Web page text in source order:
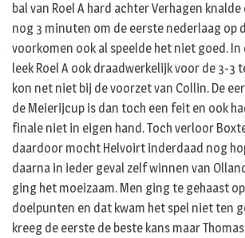
bal van Roel A hard achter Verhagen
nog 3 minuten om de eerste nederlaag op
voorkomen ook al speelde het niet goed.
leek Roel A ook draadwerkelijk voor de 3-3
kon net niet bij de voorzet van Collin. De
de Meierijcup is dan toch een feit en ook
finale niet in eigen hand. Toch verloor
daardoor mocht Helvoirt inderdaad nog
daarna in ieder geval zelf winnen van
ging het moeizaam. Men ging te gehaast
doelpunten en dat kwam het spel niet ten
kreeg de eerste de beste kans maar